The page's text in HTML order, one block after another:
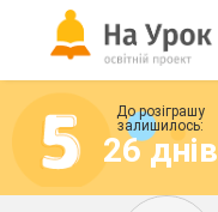
До розіграшу
залишилось:
26 днів